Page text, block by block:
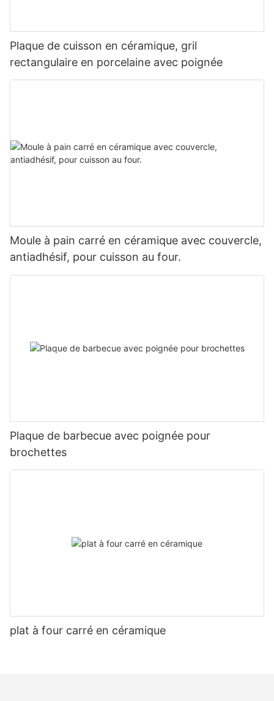
Plaque de cuisson en céramique, gril
rectangulaire en porcelaine avec poignée
Moule à pain carré en céramique avec couvercle,
antiadhésif, pour cuisson au four.
Plaque de barbecue avec poignée pour
brochettes
plat à four carré en céramique